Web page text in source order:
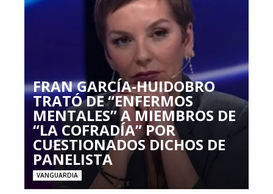
FRAN GARCÍA-HUIDOBRO
TRATÓ DE “ENFERMOS
MENTALES” A MIEMBROS DE
“LA COFRADÍA” POR
CUESTIONADOS DICHOS DE
PANELISTA
VANGUARDIA